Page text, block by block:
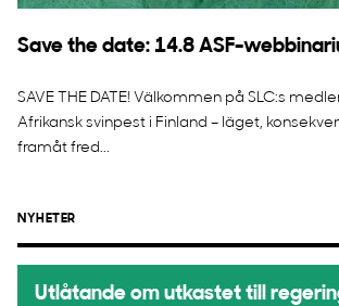
Save the date: 14.8 ASF-
SAVE THE DATE! Välkommen på SLC:s
Afrikansk svinpest i Finland – läget,
framåt fred...
NYHETER
Utlåtande om utkastet till